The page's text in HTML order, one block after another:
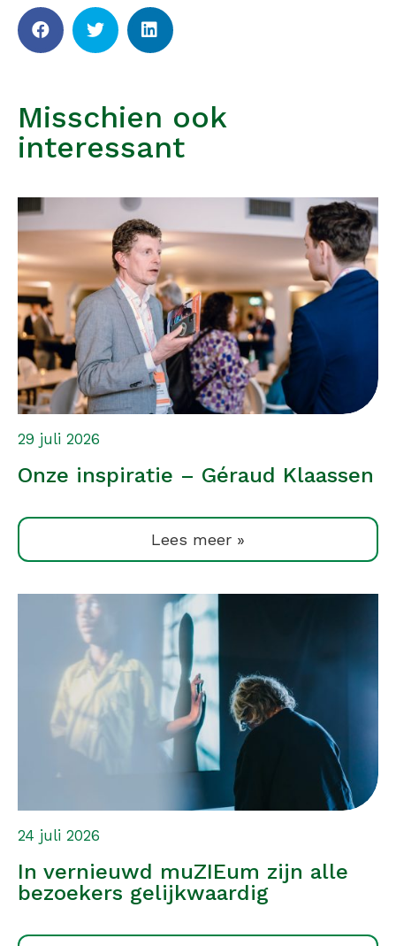
Misschien ook
interessant
Onze inspiratie – Géraud Klaassen
29 juli 2026
Lees meer »
In vernieuwd muZIEum zijn alle
bezoekers gelijkwaardig
24 juli 2026